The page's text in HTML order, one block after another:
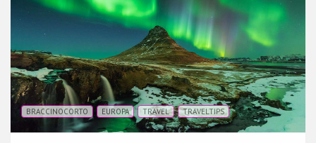
BRACCINOCORTO EUROPA TRAVEL TRAVELTIPS